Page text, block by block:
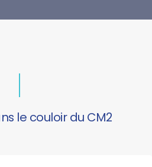
le couloir du CM2